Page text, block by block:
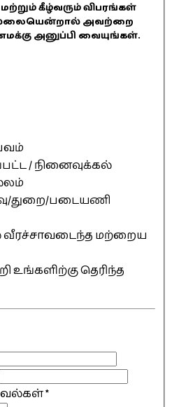
கீழ்வரும் விபரங்கள்
அவற்றை
அனுப்பி வையுங்கள்.
/ நினைவுக்கல்
துறை/படையணி
வீரச்சாவடைந்த மற்றைய
உங்களிற்கு தெரிந்த
*